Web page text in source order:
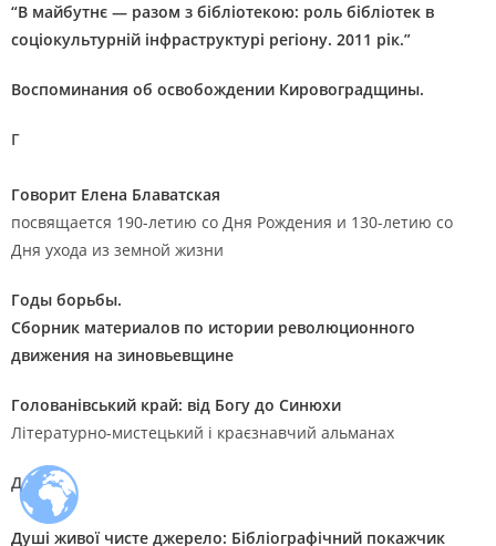
“В майбутнє — разом з бібліотекою: роль бібліотек в
соціокультурній інфраструктурі регіону. 2011 рік.”
Воспоминания об освобождении Кировоградщины.
Г
Говорит Елена Блаватская
посвящается 190-летию со Дня Рождения и 130-летию со
Дня ухода из земной жизни
Годы борьбы.
Сборник материалов по истории революционного
движения на зиновьевщине
Голованівський край: від Богу до Синюхи
Літературно-мистецький і краєзнавчий альманах
Д
Душі живої чисте джерело: Бібліографічний покажчик